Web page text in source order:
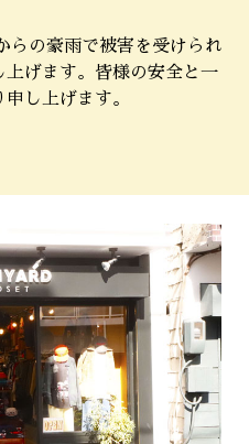
らの豪雨で被害を受けられ
げます。皆様の安全と一
し上げます。